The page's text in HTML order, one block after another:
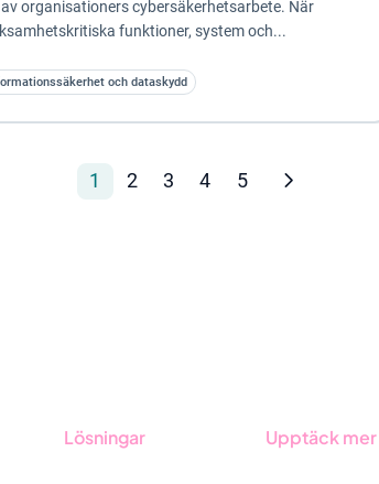
organisationers cybersäkerhetsarbete. När
funktioner, system och...
och dataskydd
1 2 3 4 5
Lösningar Upptäck mer